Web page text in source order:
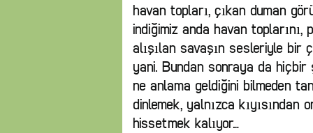
havan topları, çıkan duman
indiğimiz anda havan toplarını,
alışılan savaşın sesleriyle bir
yani. Bundan sonraya da hiçbir
ne anlama geldiğini bilmeden
dinlemek, yalnızca
hissetmek kalıyor…